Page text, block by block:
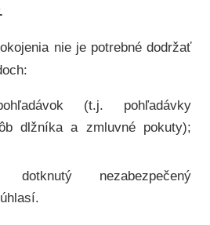
nie je potrebné dodržať
(t.j. pohľadávky
dlžníka a zmluvné pokuty);
nezabezpečený